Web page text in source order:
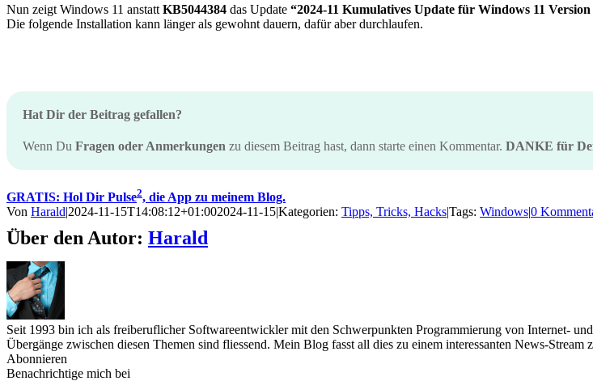
Nun zeigt Windows 11 anstatt KB5044384 das Update “2024-11 Kumulatives Update für Windows 11
Die folgende Installation kann länger als gewohnt dauern, dafür aber durchlaufen.
Hat Dir der Beitrag gefallen?
Wenn Du Fragen oder Anmerkungen zu diesem Beitrag hast, dann starte einen Kommentar. DANKE für
GRATIS: Hol Dir Pulse2, die App zu meinem Blog.
Von Harald|2024-11-15T14:08:12+01:002024-11-15|Kategorien: Tipps, Tricks, Hacks|Tags: Windows|0
Über den Autor: Harald
Seit 1993 bin ich als freiberuflicher Softwareentwickler mit den Schwerpunkten Programmierung von Internet-
Übergänge zwischen diesen Themen sind fliessend. Mein Blog fasst all dies zu einem interessanten News-Stream
Abonnieren
Benachrichtige mich bei